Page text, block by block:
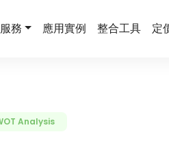
務 應用實例 整合工具 定
Analysis